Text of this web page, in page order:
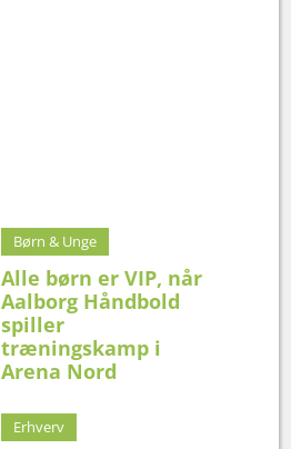
Børn & Unge
Alle børn er VIP, når
Aalborg Håndbold
spiller
træningskamp i
Arena Nord
Erhverv